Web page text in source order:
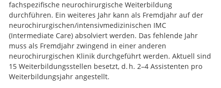
fachspezifische neurochirurgische Weiterbildung
durchführen. Ein weiteres Jahr kann als Fremdjahr auf der
neurochirurgischen/intensivmedizinischen IMC
(Intermediate Care) absolviert werden. Das fehlende Jahr
muss als Fremdjahr zwingend in einer anderen
neurochirurgischen Klinik durchgeführt werden. Aktuell sind
15 Weiterbildungsstellen besetzt, d. h. 2–4 Assistenten pro
Weiterbildungsjahr angestellt.